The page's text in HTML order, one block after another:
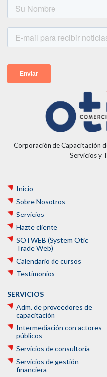
Corporación de Capacitación
Servicios y
Inicio
Sobre Nosotros
Servicios
Hazte cliente
SOTWEB (System Otic
Trade Web)
Calendario de cursos
Testimonios
SERVICIOS
Adm. de proveedores de
capacitación
Intermediación con actores
públicos
Servicios de consultoría
Servicios de gestión
financiera